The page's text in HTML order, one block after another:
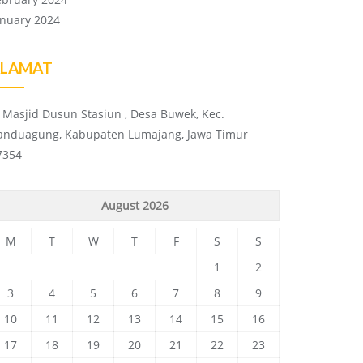
2024
Masjid Dusun Stasiun , Desa Buwek, Kec.
Kabupaten Lumajang, Jawa Timur
August 2026
M T W T F S
S
1
2
3
4 5 6 7 8
9
10
11 12 13 14 15
16
17
18 19 20 21 22 23